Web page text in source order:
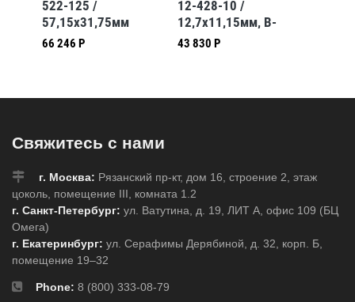
522-125 /
57,15x31,75мм
66 246 Р
12-428-10 /
12,7x11,15мм, B-
428
43 830 Р
Свяжитесь с нами
г. Москва: Рязанский пр-кт, дом 16, строение 2, этаж
цоколь, помещение III, комната 1.2
г. Санкт-Петербург: ул. Ватутина, д. 19, ЛИТ А, офис 109 (БЦ
Омега)
г. Екатеринбург: ул. Серафимы Дерябиной, д. 32, корп. Б,
помещение 19–32
Phone: 8 (800) 333-08-79